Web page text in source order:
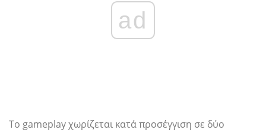
ad
Το gameplay χωρίζεται κατά προσέγγιση σε δύο